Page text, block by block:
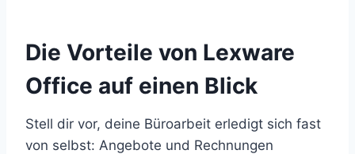
Die Vorteile von Lexware
Office auf einen Blick
Stell dir vor, deine Büroarbeit erledigt sich fast
von selbst: Angebote und Rechnungen